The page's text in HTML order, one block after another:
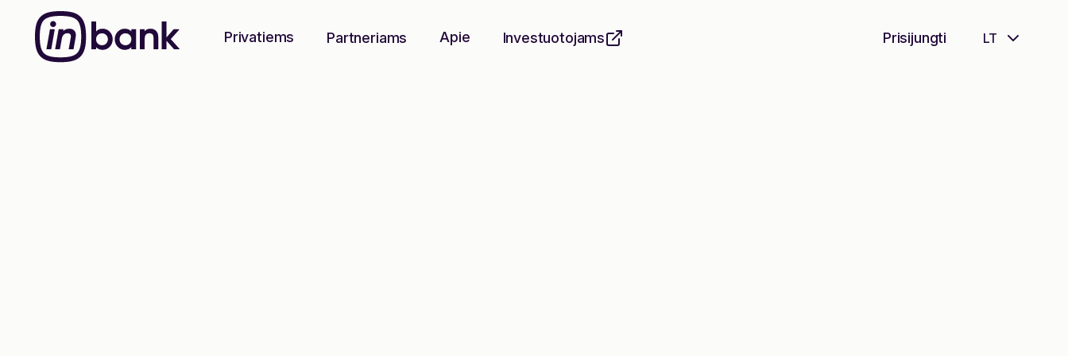
Privatiems Partneriams Apie Investuotojams Prisijungti LT